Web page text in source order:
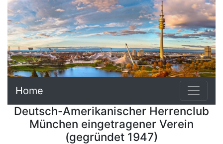
Home
Deutsch-Amerikanischer Herrenclub
München eingetragener Verein
(gegründet 1947)